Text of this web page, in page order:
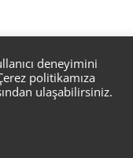
ÜNİVERSİTESİ BİD
deneyimini
politikamıza
ulaşabilirsiniz.